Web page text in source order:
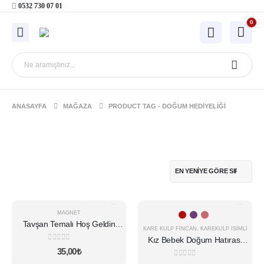
0532 730 07 01
0
ANASAYFA MAĞAZA PRODUCT TAG - DOĞUM HEDIYELIĞI
MAGNET
Tavşan Temalı Hoş Geldin
Magneti – Kartlı
5 üzerinden
35,00₺
birden
fazla
varyasyonu
KARE KULP FINCAN KAREKULP İSIMLI
Kız Bebek Doğum Hatırası
Fincan